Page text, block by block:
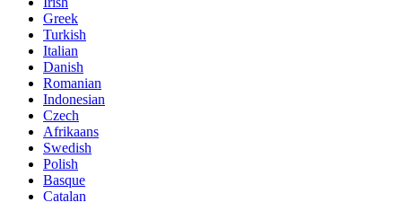
Greek
Turkish
Italian
Danish
Romanian
Indonesian
Czech
Afrikaans
Swedish
Polish
Basque
Catalan